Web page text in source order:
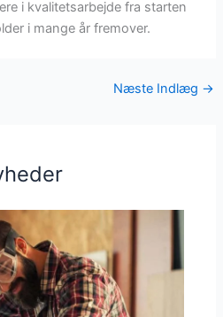
i kvalitetsarbejde fra starten
i mange år fremover.
Næste Indlæg →